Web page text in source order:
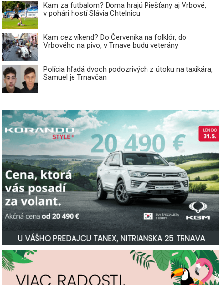
Kam za futbalom? Doma hrajú Piešťany aj Vrbové,
v pohári hostí Slávia Chtelnicu
Kam cez víkend? Do Červeníka na folklór, do
Vrbového na pivo, v Trnave budú veterány
Polícia hľadá dvoch podozrivých z útoku na taxikára,
Samuel je Trnavčan